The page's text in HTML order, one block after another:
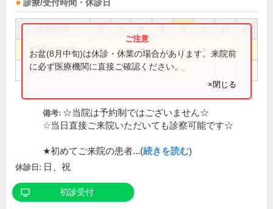
診療/受付時間・休診日
祝
8:30～12:00 ● ● ● ● ●
15:30～18:30 ● ● ●
お盆(8月中旬)は休診・休業の場合があります。来院前
に必ず医療機関に直接ご確認ください。
×閉じる
備考: ☆当院は予約制ではございません☆
☆当日直接ご来院いただいても診察可能です☆
★初めてご来院の患者...(続きを読む)
休診日: 日、祝
初診受付